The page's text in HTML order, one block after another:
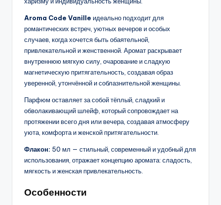
Aroma Code Vanille идеально подходит для
романтических встреч, уютных вечеров и особых
случаев, когда хочется быть обаятельной,
привлекательной и женственной. Аромат раскрывает
внутреннюю мягкую силу, очарование и сладкую
магнетическую притягательность, создавая образ
уверенной, утончённой и соблазнительной женщины.
Парфюм оставляет за собой тёплый, сладкий и
обволакивающий шлейф, который сопровождает на
протяжении всего дня или вечера, создавая атмосферу
уюта, комфорта и женской притягательности.
Флакон: 50 мл — стильный, современный и удобный для
использования, отражает концепцию аромата: сладость,
мягкость и женская привлекательность.
Особенности